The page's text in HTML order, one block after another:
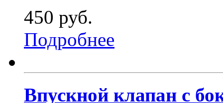
450 руб.
Подробнее
Впускной клапан с